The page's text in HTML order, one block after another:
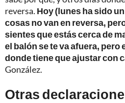
reversa. Hoy (lunes ha sido
cosas no van en reversa,
sientes que estás cerca de
el balón se te va afuera,
donde tiene que ajustar con
González.
Otras